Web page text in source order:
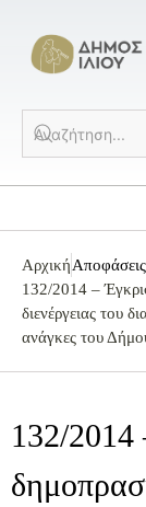
Αρχική
132/2014 –
διενέργειας του
ανάγκες του
132/2014